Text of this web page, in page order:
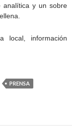
analítica y un sobre
local, información
PRENSA